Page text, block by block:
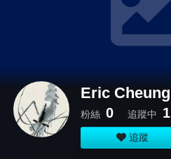
Eric Cheung
粉絲 0 追蹤中 1
追蹤